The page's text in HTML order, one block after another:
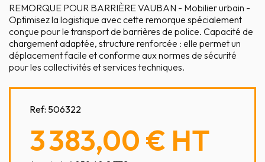
REMORQUE POUR BARRIÈRE VAUBAN - Mobilier urbain -
Optimisez la logistique avec cette remorque spécialement
conçue pour le transport de barrières de police. Capacité de
chargement adaptée, structure renforcée : elle permet un
déplacement facile et conforme aux normes de sécurité
pour les collectivités et services techniques.
Ref: 506322
3 383,00 € HT